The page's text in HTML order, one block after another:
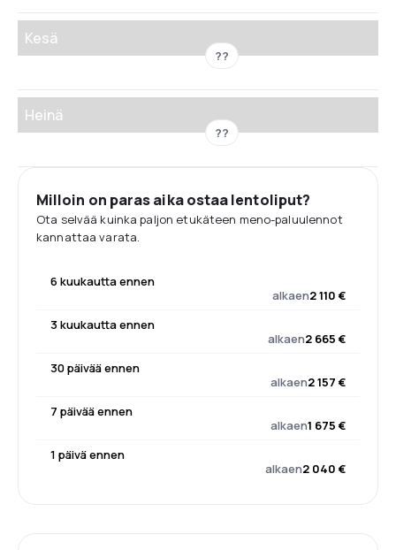
Kesä
??
Heinä
??
Milloin on paras aika ostaa lentoliput?
Ota selvää kuinka paljon etukäteen meno-paluulennot
kannattaa varata.
6 kuukautta ennen
alkaen2 110 €
3 kuukautta ennen
alkaen2 665 €
30 päivää ennen
alkaen2 157 €
7 päivää ennen
alkaen1 675 €
1 päivä ennen
alkaen2 040 €